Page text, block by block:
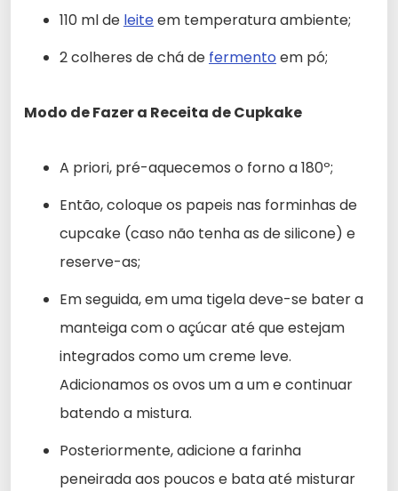
110 ml de leiteem temperatura ambiente;
2 colheres de chá de fermento em pó;
Modo de Fazer a Receita de Cupkake
A priori, pré-aquecemos o forno a 180º;
Então, coloque os papeis nas forminhas de
cupcake (caso não tenha as de silicone) e
reserve-as;
Em seguida, em uma tigela deve-se bater a
manteiga com o açúcar até que estejam
integrados como um creme leve.
Adicionamos os ovos um a um e continuar
batendo a mistura.
Posteriormente, adicione a farinha
peneirada aos poucos e bata até misturar